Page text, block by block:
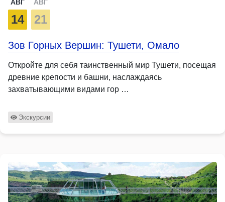
АВГ
14
АВГ
21
Зов Горных Вершин: Тушети, Омало
Откройте для себя таинственный мир Тушети, посещая
древние крепости и башни, наслаждаясь
захватывающими видами гор …
Экскурсии